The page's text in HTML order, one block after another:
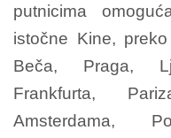
putnicima
istočne Kine,
Beča, Praga,
Frankfurta,
Amsterdama,